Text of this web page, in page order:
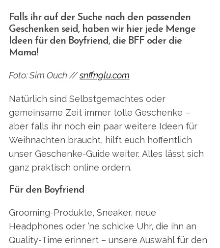
Falls ihr auf der Suche nach den passenden
Geschenken seid, haben wir hier jede Menge
Ideen für den Boyfriend, die BFF oder die
Mama!
Foto: Sim Ouch //snffnglu.com
Natürlich sind Selbstgemachtes oder
gemeinsame Zeit immer tolle Geschenke –
aber falls ihr noch ein paar weitere Ideen für
Weihnachten braucht, hilft euch hoffentlich
unser Geschenke-Guide weiter. Alles lässt sich
ganz praktisch online ordern.
Für den Boyfriend
Grooming-Produkte, Sneaker, neue
Headphones oder ’ne schicke Uhr, die ihn an
Quality-Time erinnert – unsere Auswahl für den